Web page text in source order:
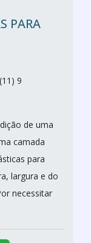
PARA
9
de uma
camada
para
largura e do
necessitar